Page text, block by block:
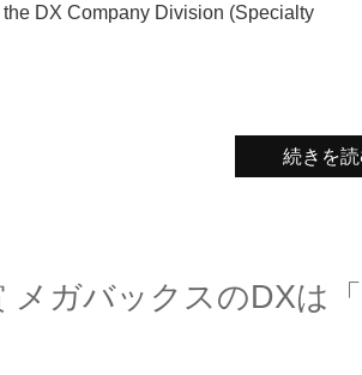
DX Company Division (Specialty
続きを
メガバックスのDXは